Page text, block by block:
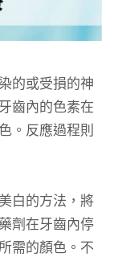
的或受損的神
齒內的色素在
。反應過程則
白的方法，將
劑在牙齒內停
需的顏色。不